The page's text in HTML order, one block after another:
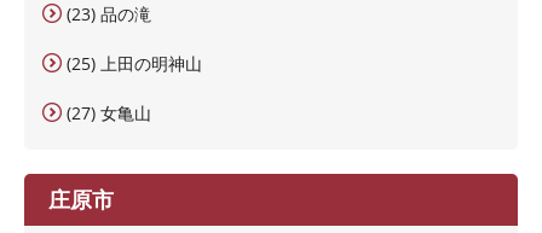
(23) 品の滝
(25) 上田の明神山
(27) 女亀山
庄原市